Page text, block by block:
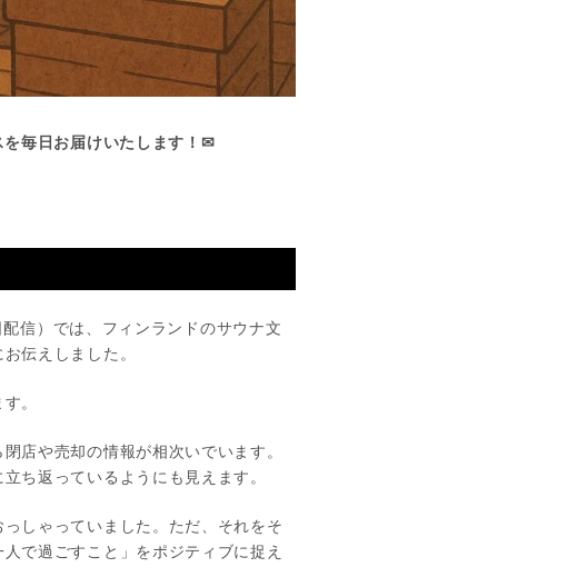
を毎日お届けいたします！✉
信）では、フィンランドのサウナ文
伝えしました。
。
店や売却の情報が相次いでいます。
ち返っているようにも見えます。
しゃっていました。ただ、それをそ
で過ごすこと」をポジティブに捉え